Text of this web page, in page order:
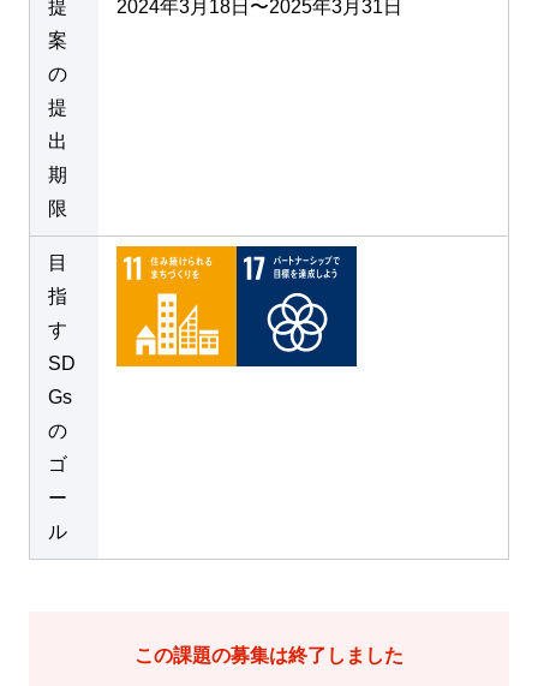
提
案
の
提
出
期
限
2024年3月18日〜2025年3月31日
目
指
す
SD
Gs
の
ゴ
ー
ル
この課題の募集は終了しました